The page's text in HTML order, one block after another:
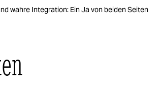
wahre Integration: Ein Ja von beiden Seiten